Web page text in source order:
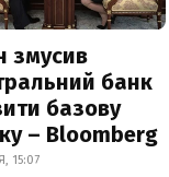
змусив
банк
базову
– Bloomberg
15:07